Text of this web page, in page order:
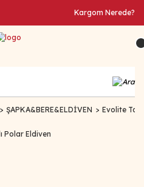
Kargom Nerede?
ŞAPKA&BERE&ELDİVEN Evolite